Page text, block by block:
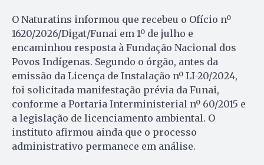
O Naturatins informou que recebeu o Ofício nº
1620/2026/Digat/Funai em 1º de julho e
encaminhou resposta à Fundação Nacional dos
Povos Indígenas. Segundo o órgão, antes da
emissão da Licença de Instalação nº LI-20/2024,
foi solicitada manifestação prévia da Funai,
conforme a Portaria Interministerial nº 60/2015 e
a legislação de licenciamento ambiental. O
instituto afirmou ainda que o processo
administrativo permanece em análise.